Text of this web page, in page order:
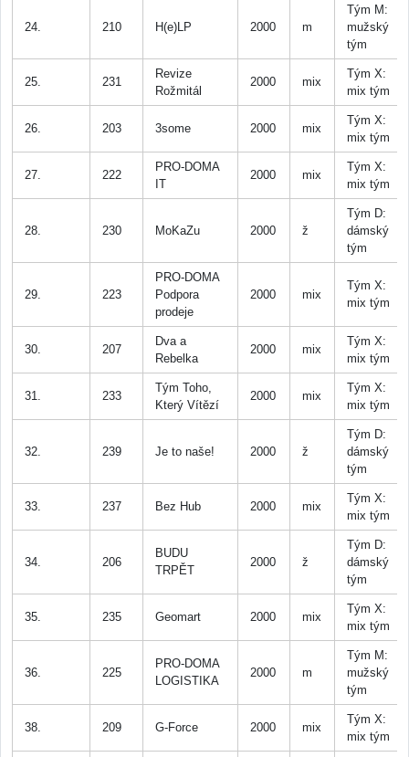
24. 210 H(e)LP 2000 m
Tým M:
mužský
tým
25. 231
Revize
Rožmitál
2000 mix
Tým X:
mix tým
26. 203 3some 2000 mix
Tým X:
mix tým
27. 222
PRO-DOMA
IT
2000 mix
Tým X:
mix tým
28. 230 MoKaZu 2000 ž
Tým D:
dámský
tým
29. 223
PRO-DOMA
Podpora
prodeje
2000 mix
Tým X:
mix tým
30. 207
Dva a
Rebelka
2000 mix
Tým X:
mix tým
31. 233
Tým Toho,
Který Vítězí
2000 mix
Tým X:
mix tým
32. 239 Je to naše! 2000 ž
Tým D:
dámský
tým
33. 237 Bez Hub 2000 mix
Tým X:
mix tým
34. 206
BUDU
TRPĚT
2000 ž
Tým D:
dámský
tým
35. 235 Geomart 2000 mix
Tým X:
mix tým
36. 225
PRO-DOMA
LOGISTIKA
2000 m
Tým M:
mužský
tým
38. 209 G-Force 2000 mix
Tým X:
mix tým